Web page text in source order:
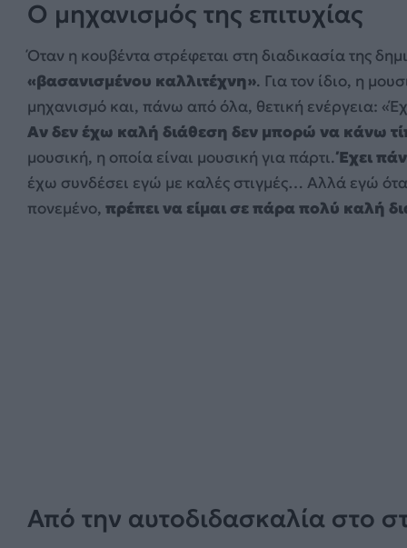
Ο μηχανισμός της επιτυχίας
Όταν η κουβέντα στρέφεται στη διαδικασία της
«βασανισμένου καλλιτέχνη». Για τον ίδιο, η
μηχανισμό και, πάνω από όλα, θετική ενέργεια:
Αν δεν έχω καλή διάθεση δεν μπορώ να κάνω
μουσική, η οποία είναι μουσική για πάρτι.Έχει
έχω συνδέσει εγώ με καλές στιγμές… Αλλά εγώ
πονεμένο, πρέπει να είμαι σε πάρα πολύ καλή
Από την αυτοδιδασκαλία στο